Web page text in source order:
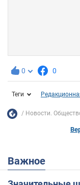
0 0
Теги
Новости.
Важное